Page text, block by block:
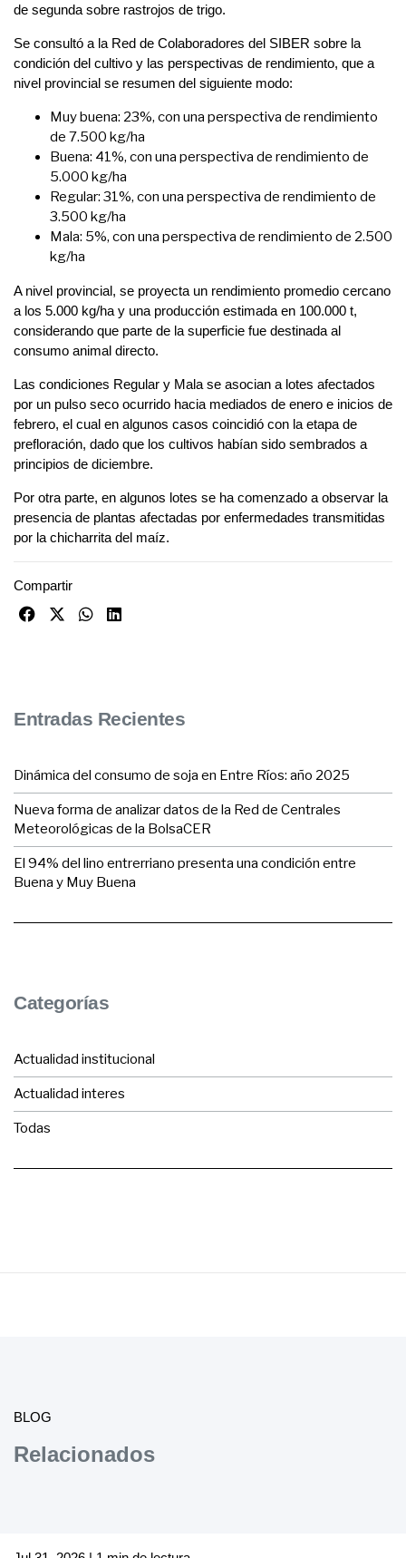
de segunda sobre rastrojos de trigo.
Se consultó a la Red de Colaboradores del SIBER sobre la
condición del cultivo y las perspectivas de rendimiento, que a
nivel provincial se resumen del siguiente modo:
Muy buena: 23%, con una perspectiva de rendimiento
de 7.500 kg/ha
Buena: 41%, con una perspectiva de rendimiento de
5.000 kg/ha
Regular: 31%, con una perspectiva de rendimiento de
3.500 kg/ha
Mala: 5%, con una perspectiva de rendimiento de 2.500
kg/ha
A nivel provincial, se proyecta un rendimiento promedio cercano
a los 5.000 kg/ha y una producción estimada en 100.000 t,
considerando que parte de la superficie fue destinada al
consumo animal directo.
Las condiciones Regular y Mala se asocian a lotes afectados
por un pulso seco ocurrido hacia mediados de enero e inicios de
febrero, el cual en algunos casos coincidió con la etapa de
prefloración, dado que los cultivos habían sido sembrados a
principios de diciembre.
Por otra parte, en algunos lotes se ha comenzado a observar la
presencia de plantas afectadas por enfermedades transmitidas
por la chicharrita del maíz.
Compartir
Entradas Recientes
Dinámica del consumo de soja en Entre Ríos: año 2025
Nueva forma de analizar datos de la Red de Centrales
Meteorológicas de la BolsaCER
El 94% del lino entrerriano presenta una condición entre
Buena y Muy Buena
Categorías
Actualidad institucional
Actualidad interes
Todas
BLOG
Relacionados